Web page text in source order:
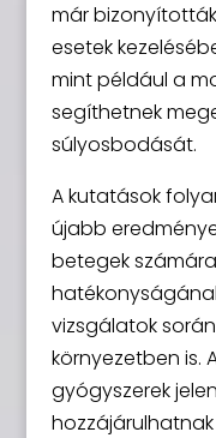
már
esetek
mint például a
segíthetnek
súlyosbodását.
A kutatások
újabb
betegek
vizsgálatok
környezetben is.
gyógyszerek